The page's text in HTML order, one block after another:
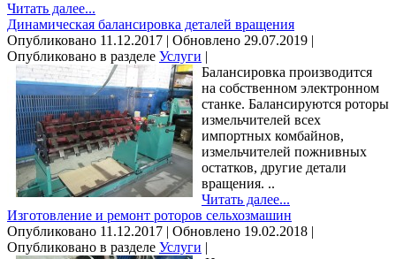
Читать далее...
Динамическая балансировка деталей вращения
Опубликовано 11.12.2017 | Обновлено 29.07.2019 |
Опубликовано в разделе Услуги |
Балансировка производится
на собственном электронном
станке. Балансируются роторы
измельчителей всех
импортных комбайнов,
измельчителей пожнивных
остатков, другие детали
вращения. ..
Читать далее...
Изготовление и ремонт роторов сельхозмашин
Опубликовано 11.12.2017 | Обновлено 19.02.2018 |
Опубликовано в разделе Услуги |